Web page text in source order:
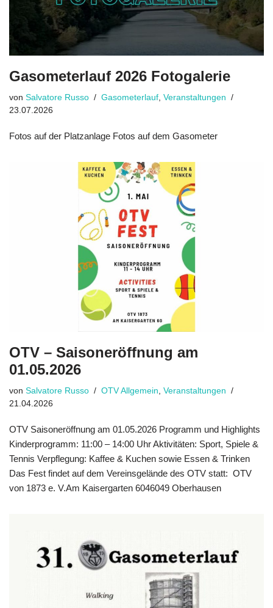
Gasometerlauf 2026 Fotogalerie
von Salvatore Russo Gasometerlauf Veranstaltungen
23.07.2026
Fotos auf der Platzanlage Fotos auf dem Gasometer
OTV – Saisoneröffnung am
01.05.2026
von Salvatore Russo OTV Allgemein, Veranstaltungen
21.04.2026
OTV Saisoneröffnung am 01.05.2026 Programm und Highlights
Kinderprogramm: 11:00 – 14:00 Uhr Aktivitäten: Sport, Spiele &
Tennis Verpflegung: Kaffee & Kuchen sowie Essen & Trinken
Das Fest findet auf dem Vereinsgelände des OTV statt: OTV
von 1873 e. V.Am Kaisergarten 6046049 Oberhausen